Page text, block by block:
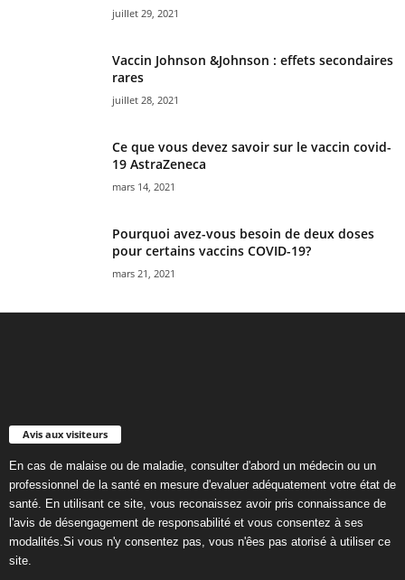
juillet 29, 2021
Vaccin Johnson &Johnson : effets secondaires
rares
juillet 28, 2021
Ce que vous devez savoir sur le vaccin covid-
19 AstraZeneca
mars 14, 2021
Pourquoi avez-vous besoin de deux doses
pour certains vaccins COVID-19?
mars 21, 2021
Avis aux visiteurs
En cas de malaise ou de maladie, consulter d'abord un médecin ou un
professionnel de la santé en mesure d'evaluer adéquatement votre état de
santé. En utilisant ce site, vous reconaissez avoir pris connaissance de
l'avis de désengagement de responsabilité et vous consentez à ses
modalités.Si vous n'y consentez pas, vous n'êes pas atorisé à utiliser ce
site.